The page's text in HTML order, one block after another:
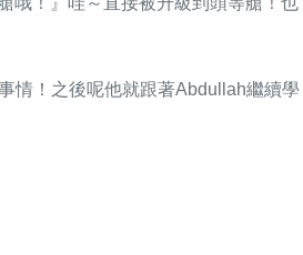
情！之後呢他就跟著Abdullah繼續學